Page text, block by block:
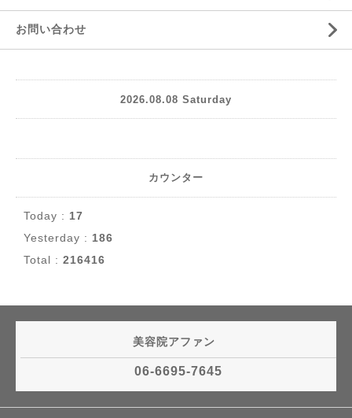
お問い合わせ
2026.08.08 Saturday
カウンター
Today : 17
Yesterday : 186
Total : 216416
美容院アファン
06-6695-7645